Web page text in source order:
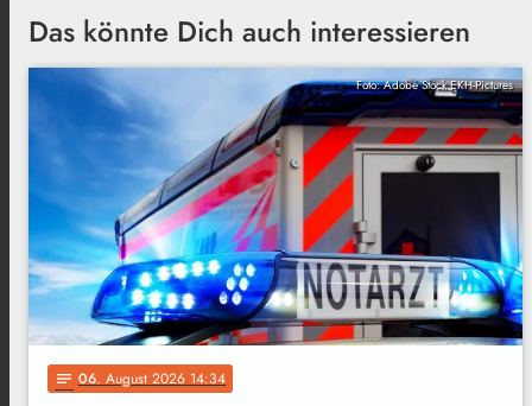
Das könnte Dich auch interessieren
Foto: Adobe Stock EKH-Pictures
notes 06. August 2026 14:34